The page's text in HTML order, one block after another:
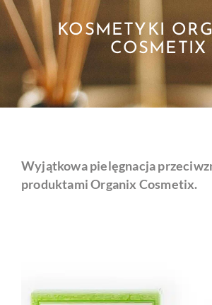
KOSMETYKI
COSMETIX
Wyjątkowa pielęgnacja
produktami Organix Cosmetix.